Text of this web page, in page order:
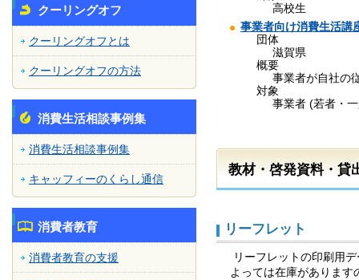
クーリングオフ
クーリングオフとは
クーリングオフの方法
消費生活相談事例集
消費生活相談事例集
キャッフィーのくらし通信
消費者教育
消費者教育の支援
高校生
事業者向け消費生活講
団体
滋賀県
概要
事業者が自社の
対象
事業者 (若者・
教材・啓発資料・貸
リーフレット
リーフレットの印刷用
よっては在庫がありま